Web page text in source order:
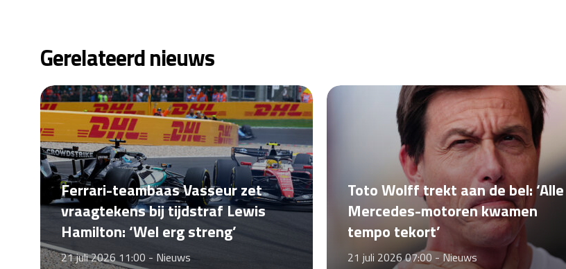
Gerelateerd nieuws
Ferrari-teambaas Vasseur zet
vraagtekens bij tijdstraf Lewis
Hamilton: ‘Wel erg streng’
21 juli 2026 11:00 - Nieuws
Toto Wolff trekt aan de bel: ‘Alle
Mercedes-motoren kwamen
tempo tekort’
21 juli 2026 07:00 -Nieuws